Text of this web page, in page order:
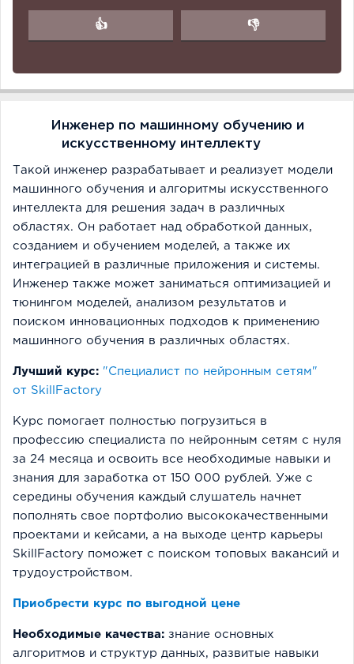
👍 👎
Инженер по машинному обучению и
искусственному интеллекту
Такой инженер разрабатывает и реализует модели
машинного обучения и алгоритмы искусственного
интеллекта для решения задач в различных
областях. Он работает над обработкой данных,
созданием и обучением моделей, а также их
интеграцией в различные приложения и системы.
Инженер также может заниматься оптимизацией и
тюнингом моделей, анализом результатов и
поиском инновационных подходов к применению
машинного обучения в различных областях.
Лучший курс: "Специалист по нейронным сетям"
от SkillFactory
Курс помогает полностью погрузиться в
профессию специалиста по нейронным сетям с нуля
за 24 месяца и освоить все необходимые навыки и
знания для заработка от 150 000 рублей. Уже с
середины обучения каждый слушатель начнет
пополнять свое портфолио высококачественными
проектами и кейсами, а на выходе центр карьеры
SkillFactory поможет с поиском топовых вакансий и
трудоустройством.
Приобрести курс по выгодной цене
Необходимые качества: знание основных
алгоритмов и структур данных, развитые навыки